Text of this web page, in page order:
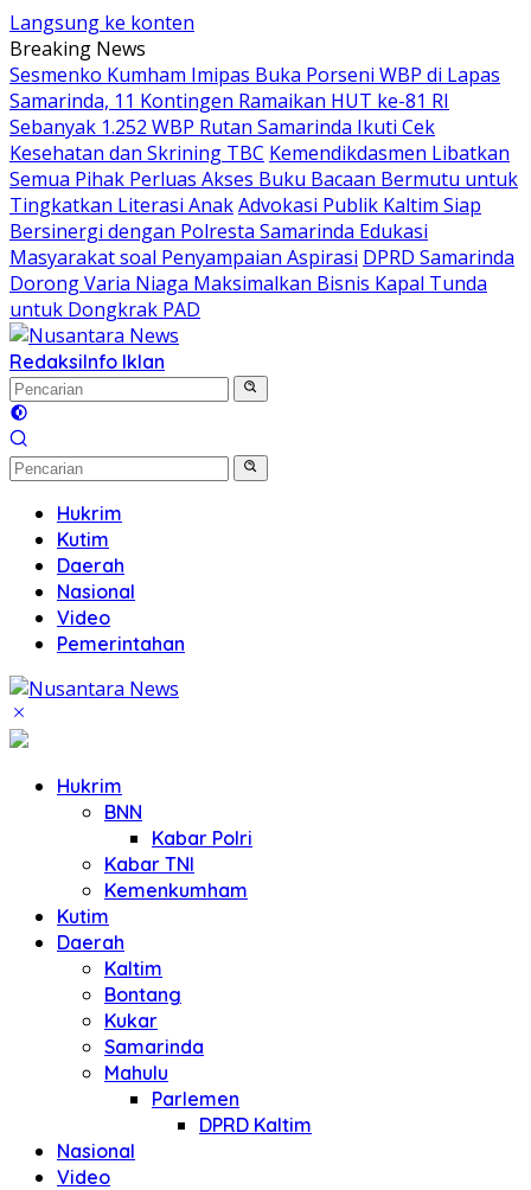
Langsung ke konten
Breaking News
Sesmenko Kumham Imipas Buka Porseni WBP di Lapas
Samarinda, 11 Kontingen Ramaikan HUT ke-81 RI
Sebanyak 1.252 WBP Rutan Samarinda Ikuti Cek
Kesehatan dan Skrining TBC Kemendikdasmen Libatkan
Semua Pihak Perluas Akses Buku Bacaan Bermutu untuk
Tingkatkan Literasi AnakAdvokasi Publik Kaltim Siap
Bersinergi dengan Polresta Samarinda Edukasi
Masyarakat soal Penyampaian Aspirasi DPRD Samarinda
Dorong Varia Niaga Maksimalkan Bisnis Kapal Tunda
untuk Dongkrak PAD
RedaksiInfo Iklan
Hukrim
Kutim
Daerah
Nasional
Video
Pemerintahan
Hukrim
BNN
Kabar Polri
Kabar TNI
Kemenkumham
Kutim
Daerah
Kaltim
Bontang
Kukar
Samarinda
Mahulu
Parlemen
DPRD Kaltim
Nasional
Video